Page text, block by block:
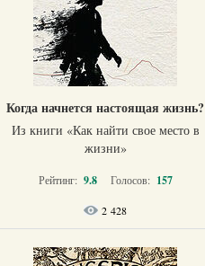
Когда начнется настоящая жизнь?
Из книги «Как найти свое место в
жизни​»
Рейтинг: 9.8 Голосов: 157
2 428